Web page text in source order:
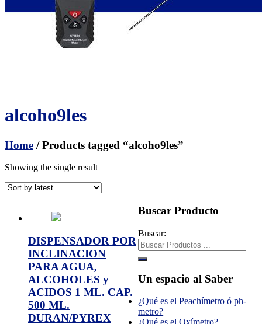
alcoho9les
Home / Products tagged “alcoho9les”
Showing the single result
DISPENSADOR POR
INCLINACION
PARA AGUA,
ALCOHOLES y
ACIDOS 1 ML. CAP.
500 ML.
DURAN/PYREX
Buscar Producto
Buscar:
Un espacio al Saber
¿Qué es el Peachímetro ó ph-
metro?